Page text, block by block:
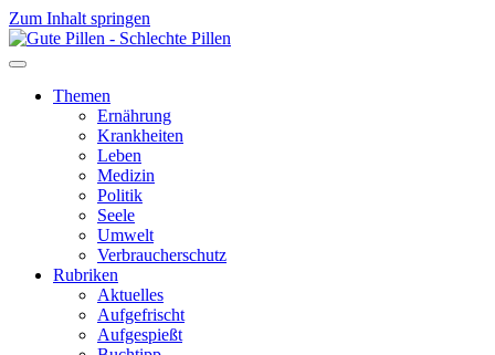
Zum Inhalt springen
Themen
Ernährung
Krankheiten
Leben
Medizin
Politik
Seele
Umwelt
Verbraucherschutz
Rubriken
Aktuelles
Aufgefrischt
Aufgespießt